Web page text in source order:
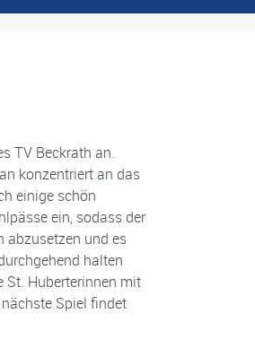
TV Beckrath an.
konzentriert an das
einige schön
ein, sodass der
abzusetzen und es
halten
St. Huberterinnen mit
Spiel findet